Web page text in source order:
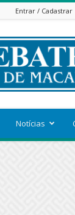
Entrar / Cadastrar
Notícias